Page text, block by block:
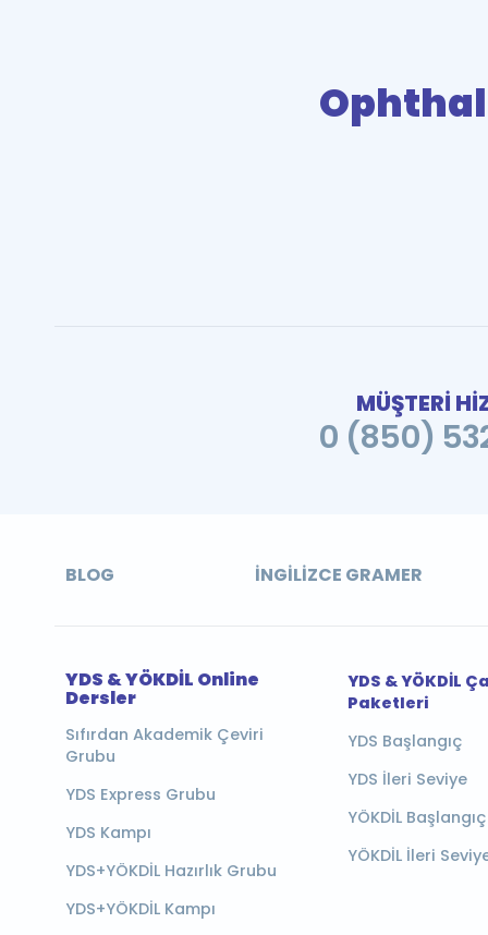
MÜŞTERİ
0 (850)
BLOG İNGILIZCE GRAMER
YDS & YÖKDİL Online
Dersler
Sıfırdan Akademik Çeviri
Grubu
YDS Express Grubu
YDS Kampı
YDS+YÖKDİL Hazırlık Grubu
YDS+YÖKDİL Kampı
YDS & YÖKDİL
Paketleri
YDS Başlangıç
YDS İleri Seviye
YÖKDİL Başlangıç
YÖKDİL İleri